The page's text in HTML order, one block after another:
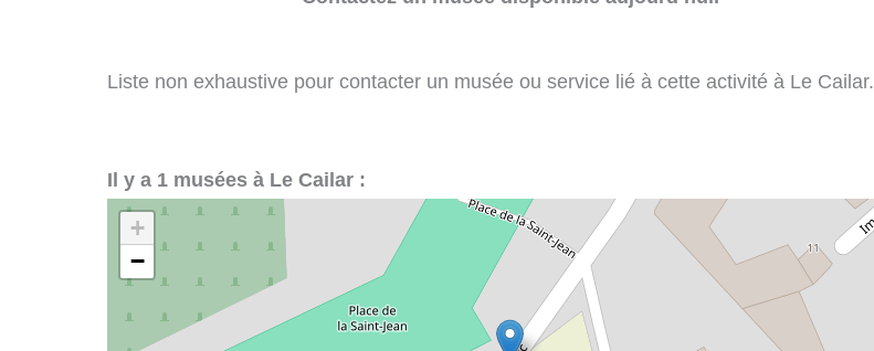
Liste non exhaustive pour contacter un musée ou service lié à cette activité à Le Cailar.
Il y a 1 musées à Le Cailar :
+
−